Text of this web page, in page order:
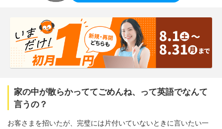
家の中が散らかっててごめんね、って英語でなんて
言うの？
お客さまを招いたが、完璧には片付いていないときに言いたい一